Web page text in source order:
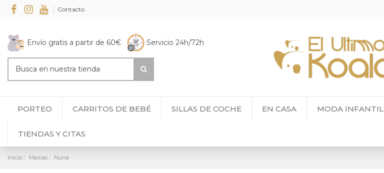
Contacto
Envío gratis a partir de 60€ Servicio 24h/72h
PORTEO CARRITOS DE BEBÉ SILLAS DE COCHE EN CASA MODA INFANTIL
TIENDAS Y CITAS
Inicio Marcas Nuna